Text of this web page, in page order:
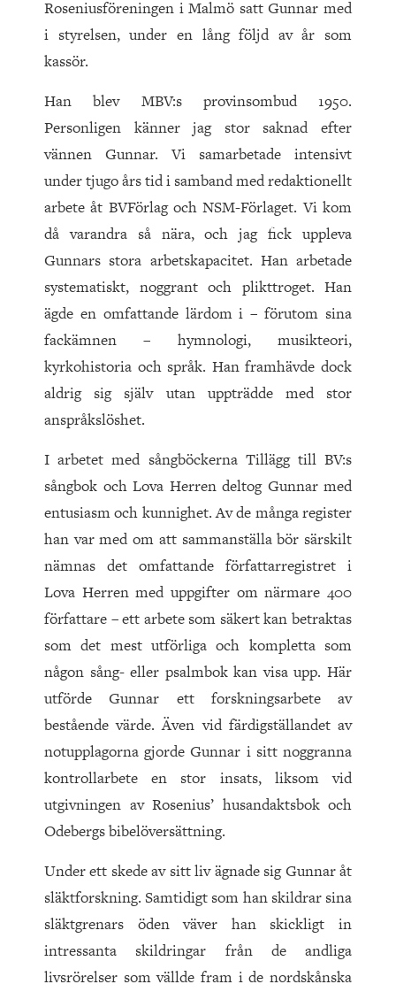
Roseniusföreningen i Malmö satt Gunnar med
i styrelsen, under en lång följd av år som
kassör.
Han blev MBV:s provinsombud 1950.
Personligen känner jag stor saknad efter
vännen Gunnar. Vi samarbetade intensivt
under tjugo års tid i samband med redaktionellt
arbete åt BVFörlag och NSM-Förlaget. Vi kom
då varandra så nära, och jag fick uppleva
Gunnars stora arbetskapacitet. Han arbetade
systematiskt, noggrant och plikttroget. Han
ägde en omfattande lärdom i – förutom sina
fackämnen – hymnologi, musikteori,
kyrkohistoria och språk. Han framhävde dock
aldrig sig själv utan uppträdde med stor
anspråkslöshet.
I arbetet med sångböckerna Tillägg till BV:s
sångbok och Lova Herren deltog Gunnar med
entusiasm och kunnighet. Av de många register
han var med om att sammanställa bör särskilt
nämnas det omfattande författarregistret i
Lova Herren med uppgifter om närmare 400
författare – ett arbete som säkert kan betraktas
som det mest utförliga och kompletta som
någon sång- eller psalmbok kan visa upp. Här
utförde Gunnar ett forskningsarbete av
bestående värde. Även vid färdigställandet av
notupplagorna gjorde Gunnar i sitt noggranna
kontrollarbete en stor insats, liksom vid
utgivningen av Rosenius’ husandaktsbok och
Odebergs bibelöversättning.
Under ett skede av sitt liv ägnade sig Gunnar åt
släktforskning. Samtidigt som han skildrar sina
släktgrenars öden väver han skickligt in
intressanta skildringar från de andliga
livsrörelser som vällde fram i de nordskånska